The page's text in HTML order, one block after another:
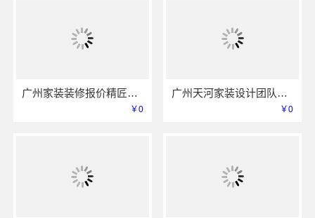
广州家装装修报价精匠饰家全屋整装透明
￥0
广州天河家装设计团队拎包入住精匠饰家定制
￥0